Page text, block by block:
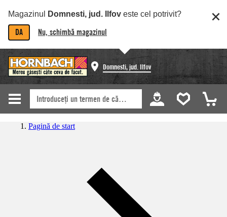
Magazinul Domnesti, jud. Ilfov este cel potrivit?
DA Nu, schimbă magazinul
Domnesti, jud. Ilfov
Pagină de start